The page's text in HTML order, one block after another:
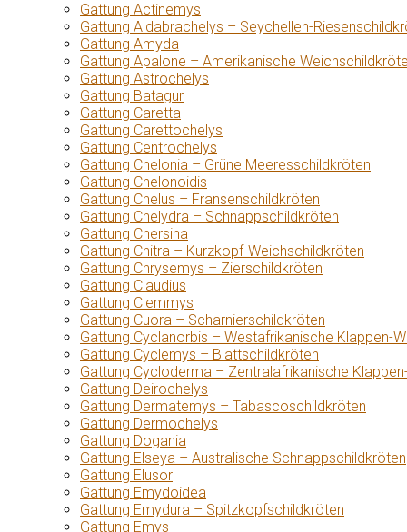
Gattung Actinemys
Gattung Aldabrachelys – Seychellen-
Gattung Amyda
Gattung Apalone – Amerikanische
Gattung Astrochelys
Gattung Batagur
Gattung Caretta
Gattung Carettochelys
Gattung Centrochelys
Gattung Chelonia – Grüne Meeresschildkröten
Gattung Chelonoidis
Gattung Chelus – Fransenschildkröten
Gattung Chelydra – Schnappschildkröten
Gattung Chersina
Gattung Chitra – Kurzkopf-Weichschildkröten
Gattung Chrysemys – Zierschildkröten
Gattung Claudius
Gattung Clemmys
Gattung Cuora – Scharnierschildkröten
Gattung Cyclanorbis – Westafrikanische Klappen-
Gattung Cyclemys – Blattschildkröten
Gattung Cycloderma – Zentralafrikanische
Gattung Deirochelys
Gattung Dermatemys – Tabascoschildkröten
Gattung Dermochelys
Gattung Dogania
Gattung Elseya – Australische Schnappschildkröten
Gattung Elusor
Gattung Emydoidea
Gattung Emydura – Spitzkopfschildkröten
Gattung Emys